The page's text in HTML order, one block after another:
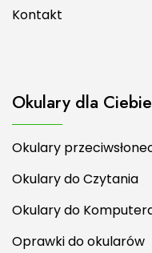
Kontakt
Okulary dla Ciebie
Okulary
Okulary do Czytania
Okulary do
Oprawki do okularów